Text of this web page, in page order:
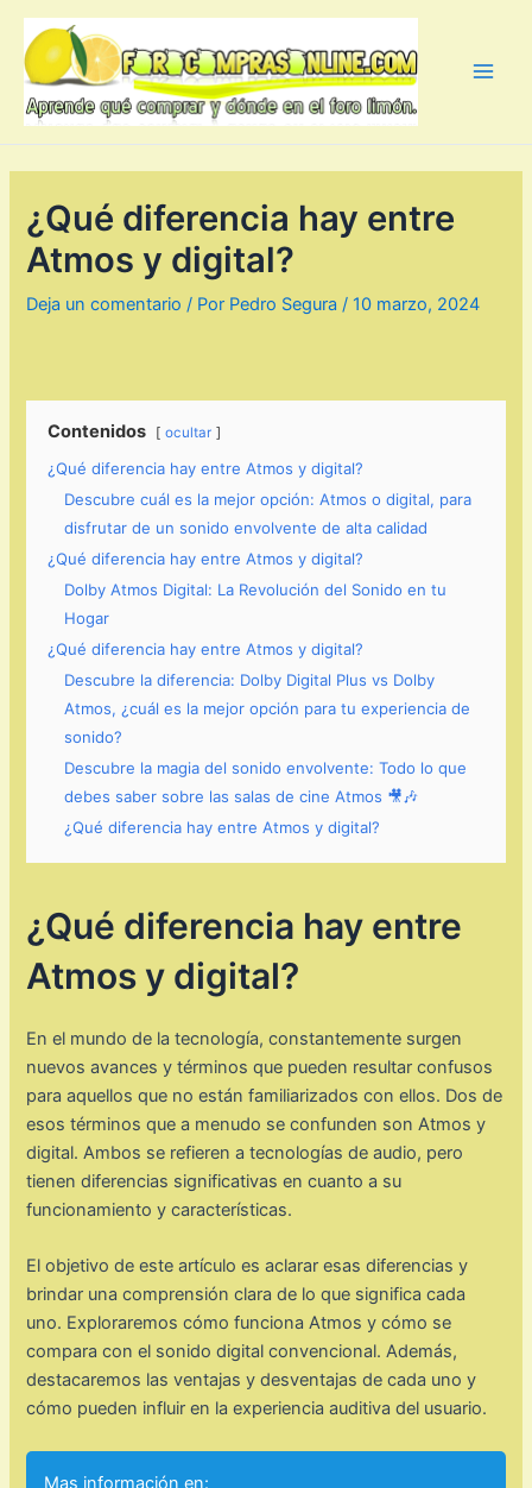
contenido
¿Qué diferencia hay entre
Atmos y digital?
Deja un comentario / Por Pedro Segura /10 marzo, 2024
Contenidos ocultar
¿Qué diferencia hay entre Atmos y digital?
Descubre cuál es la mejor opción: Atmos o digital, para
disfrutar de un sonido envolvente de alta calidad
¿Qué diferencia hay entre Atmos y digital?
Dolby Atmos Digital: La Revolución del Sonido en tu
Hogar
¿Qué diferencia hay entre Atmos y digital?
Descubre la diferencia: Dolby Digital Plus vs Dolby
Atmos, ¿cuál es la mejor opción para tu experiencia de
sonido?
Descubre la magia del sonido envolvente: Todo lo que
debes saber sobre las salas de cine Atmos 🎥🎶
¿Qué diferencia hay entre Atmos y digital?
¿Qué diferencia hay entre
Atmos y digital?
En el mundo de la tecnología, constantemente surgen
nuevos avances y términos que pueden resultar confusos
para aquellos que no están familiarizados con ellos. Dos de
esos términos que a menudo se confunden son Atmos y
digital. Ambos se refieren a tecnologías de audio, pero
tienen diferencias significativas en cuanto a su
funcionamiento y características.
El objetivo de este artículo es aclarar esas diferencias y
brindar una comprensión clara de lo que significa cada
uno. Exploraremos cómo funciona Atmos y cómo se
compara con el sonido digital convencional. Además,
destacaremos las ventajas y desventajas de cada uno y
cómo pueden influir en la experiencia auditiva del usuario.
Mas información en: